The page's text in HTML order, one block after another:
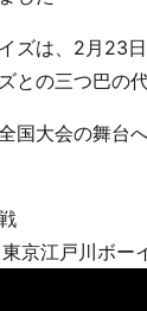
ズは、2月23
との三つ巴の
国大会の舞台
京江戸川ボー